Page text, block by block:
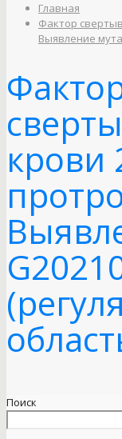
Главная
Фактор
Выявление
крови
Поиск